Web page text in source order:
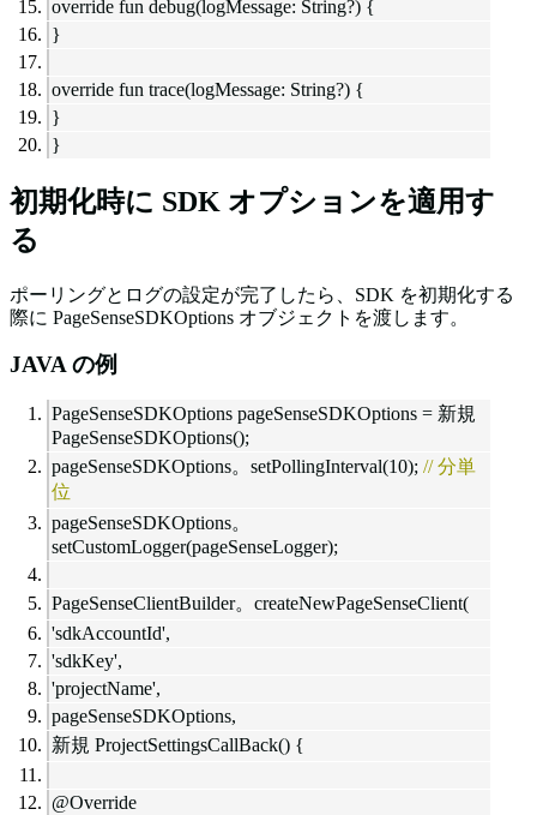
override fun debug(logMessage: String?) {
}
override fun trace(logMessage: String?) {
}
}
初期化時に SDK オプションを適用す
る
ポーリングとログの設定が完了したら、SDK を初期化する
際に PageSenseSDKOptions オブジェクトを渡します。
JAVA の例
PageSenseSDKOptions pageSenseSDKOptions = 新規
PageSenseSDKOptions();
pageSenseSDKOptions。setPollingInterval(10); // 分単
位
pageSenseSDKOptions。
setCustomLogger(pageSenseLogger);
PageSenseClientBuilder。createNewPageSenseClient(
'sdkAccountId',
'sdkKey',
'projectName',
pageSenseSDKOptions,
新規 ProjectSettingsCallBack() {
@Override